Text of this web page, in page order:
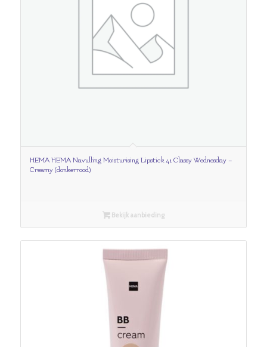
HEMA HEMA Navulling Moisturising Lipstick 41 Classy Wednesday –
Creamy (donkerrood)
Bekijk aanbieding